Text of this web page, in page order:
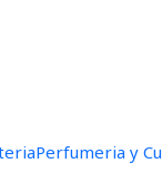
Perfumeria y